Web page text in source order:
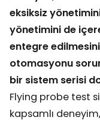
eksiksiz
yönetimini de
entegre
otomasyonu
bir sistem serisi
Flying probe test
kapsamlı